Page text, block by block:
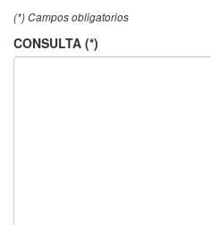
(*) Campos obligatorios
CONSULTA (*)